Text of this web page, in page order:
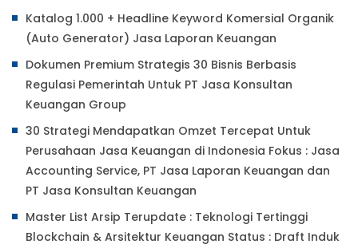
Katalog 1.000 + Headline Keyword Komersial Organik
(Auto Generator) Jasa Laporan Keuangan
Dokumen Premium Strategis 30 Bisnis Berbasis
Regulasi Pemerintah Untuk PT Jasa Konsultan
Keuangan Group
30 Strategi Mendapatkan Omzet Tercepat Untuk
Perusahaan Jasa Keuangan di Indonesia Fokus : Jasa
Accounting Service, PT Jasa Laporan Keuangan dan
PT Jasa Konsultan Keuangan
Master List Arsip Terupdate : Teknologi Tertinggi
Blockchain & Arsitektur Keuangan Status : Draft Induk